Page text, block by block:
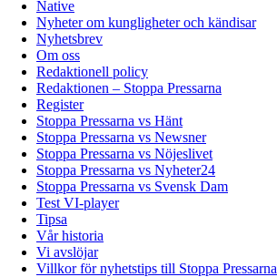
Native
Nyheter om kungligheter och kändisar
Nyhetsbrev
Om oss
Redaktionell policy
Redaktionen – Stoppa Pressarna
Register
Stoppa Pressarna vs Hänt
Stoppa Pressarna vs Newsner
Stoppa Pressarna vs Nöjeslivet
Stoppa Pressarna vs Nyheter24
Stoppa Pressarna vs Svensk Dam
Test VI-player
Tipsa
Vår historia
Vi avslöjar
Villkor för nyhetstips till Stoppa Pressarna